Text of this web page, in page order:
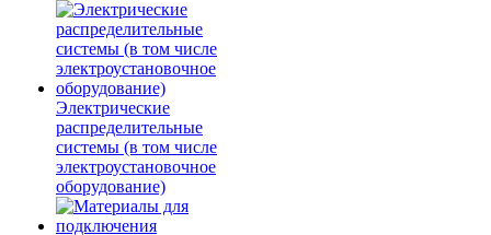
Электрические
распределительные
системы (в том числе
электроустановочное
оборудование)